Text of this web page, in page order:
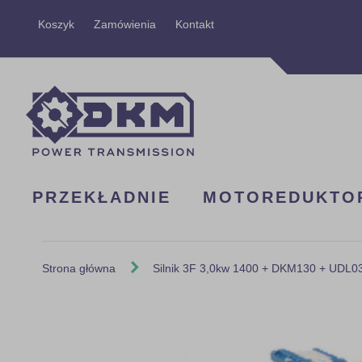
Koszyk Zamówienia KontaktPrzejdź
PRZEKŁADNIE
Strona główna Silnik 3F 3,0kw 1400 + DKM130 +